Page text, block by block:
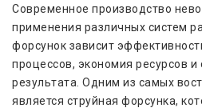
Современное производство
применения различных систем
форсунок зависит
процессов, экономия ресурсов и
результата. Одним из самых
является струйная форсунка,